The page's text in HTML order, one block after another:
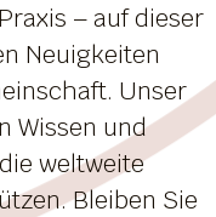
– auf dieser
Neuigkeiten
Unser
Wissen und
weltweite
Bleiben Sie